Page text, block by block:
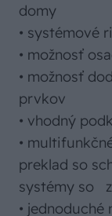
domy
• systémové
• možnosť
• možnosť
prvkov
• vhodný
•
preklad so
systémy so
•